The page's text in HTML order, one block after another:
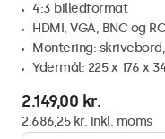
4:3 billedformat
HDMI, VGA, BNC og
Montering:
Ydermål: 225 x 176 x
2.149,00 kr.
2.686,25 kr. inkl. moms